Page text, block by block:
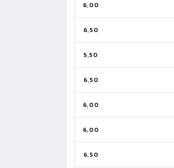
6,00
6,50
5,50
6,50
6,00
6,00
6,50